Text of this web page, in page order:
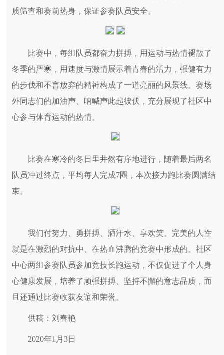
质筛查和赛前热身，保证参赛队员安全。
比赛中，每组队员都奋力拼搏，用运动与热情褪散了
冬季的严寒，用速度与激情展示着青春的活力，强健有力
的步伐和不言放弃的精神构成了一道亮丽的风景线。赛场
外同志们的加油声、呐喊声此起彼伏，充分展现了社区中
心参与体育运动的热情。
比赛在寒冷的冬日里井然有序地进行，随着最后两名
队员冲过终点，平均每人完成7圈，本次接力跑比赛圆满结
束。
我们付努力、勇拼搏、洒汗水、享欢笑。完美的人性
就是在激烈的对抗中、在热血沸腾的竞赛中形成的。社区
中心两组参赛队员参加竞技长跑运动，不仅促进了个人身
心健康发展，培养了顽强拼搏、坚持不懈的意志品质，而
且还通过比赛收获友谊和荣誉。
供稿：刘春艳
2020年1月3日